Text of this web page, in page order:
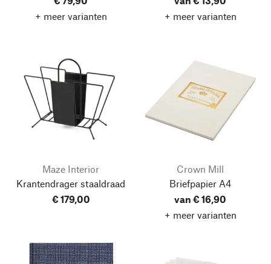
+ meer varianten
+ meer varianten
Maze Interior
Krantendrager staaldraad
€ 179,00
Crown Mill
Briefpapier A4
van € 16,90
+ meer varianten